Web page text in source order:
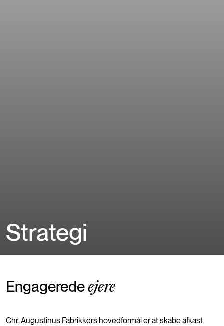
Strategi
Engageredeejere
Chr. Augustinus Fabrikkers hovedformål er at skabe afkast